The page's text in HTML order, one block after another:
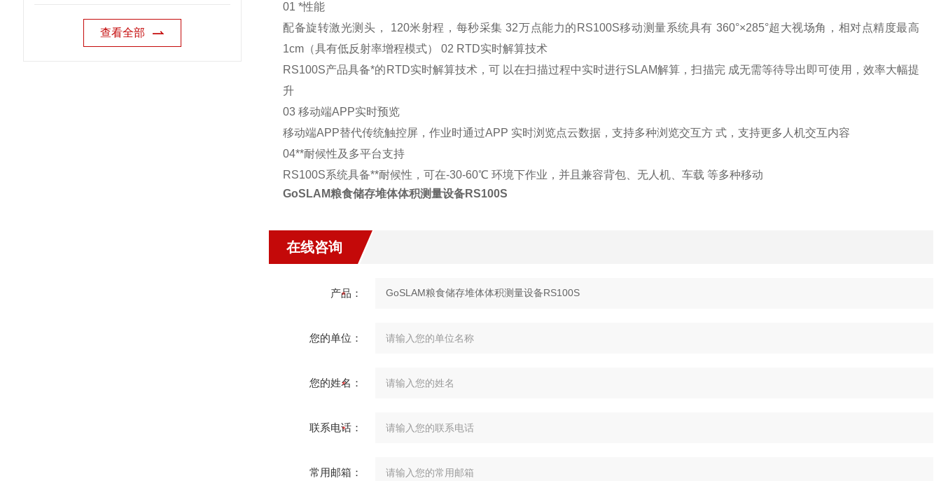
查看全部
01 *性能
配备旋转激光测头， 120米射程，每秒采集 32万点能力的RS100S移动测量系统具有 360°×285°超大视场角，相对点精度最高
1cm（具有低反射率增程模式） 02 RTD实时解算技术
RS100S产品具备*的RTD实时解算技术，可 以在扫描过程中实时进行SLAM解算，扫描完 成无需等待导出即可使用，效率大幅提
升
03 移动端APP实时预览
移动端APP替代传统触控屏，作业时通过APP 实时浏览点云数据，支持多种浏览交互方 式，支持更多人机交互内容
04**耐候性及多平台支持
RS100S系统具备**耐候性，可在-30-60℃ 环境下作业，并且兼容背包、无人机、车载 等多种移动
GoSLAM粮食储存堆体体积测量设备RS100S
在线咨询
产品：
您的单位：
您的姓名：
联系电话：
常用邮箱：